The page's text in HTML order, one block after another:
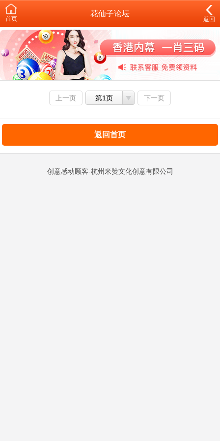
首页
花仙子论坛
返回
上一页 第1页 下一页
返回首页
创意感动顾客-杭州米赞文化创意有限公司